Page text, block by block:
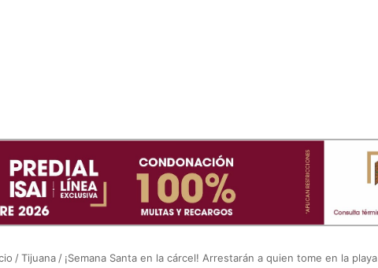
/ Tijuana / ¡Semana Santa en la cárcel! Arrestarán a quien tome en la playa